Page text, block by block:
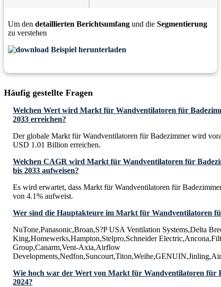
Um den detaillierten Berichtsumfang und die Segmentierung
zu verstehen
Beispiel herunterladen
Häufig gestellte Fragen
Welchen Wert wird Markt für Wandventilatoren für
2033 erreichen?
Der globale Markt für Wandventilatoren für Badezimmer wird
USD 1.01 Billion erreichen.
Welchen CAGR wird Markt für Wandventilatoren für
bis 2033 aufweisen?
Es wird erwartet, dass Markt für Wandventilatoren für
von 4.1% aufweist.
Wer sind die Hauptakteure im Markt für Wandventilatoren
NuTone,Panasonic,Broan,S?P USA Ventilation Systems,Delta
King,Homewerks,Hampton,Stelpro,Schneider
Group,Canarm,Vent-Axia,Airflow
Wie hoch war der Wert von Markt für Wandventilatoren für
2024?